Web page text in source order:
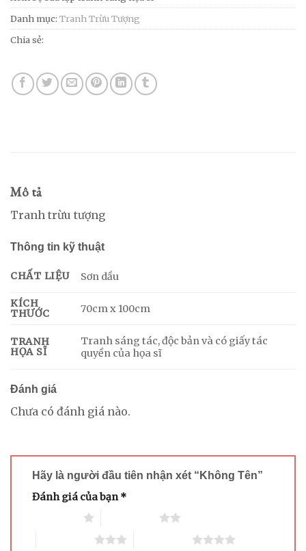
Danh mục: Tranh Trừu Tượng
Chia sẻ:
Mô tả
Tranh trừu tượng
Thông tin kỹ thuật
CHẤT LIỆU Sơn dầu
KÍCH
THƯỚC
70cm x 100cm
TRANH
HỌA SĨ
Tranh sáng tác, độc bản và có giấy tác
quyền của họa sĩ
Đánh giá
Chưa có đánh giá nào.
Hãy là người đầu tiên nhận xét “Không Tên”
Đánh giá của bạn*